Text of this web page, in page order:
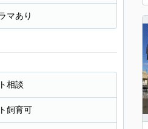
マあり
相談
飼育可